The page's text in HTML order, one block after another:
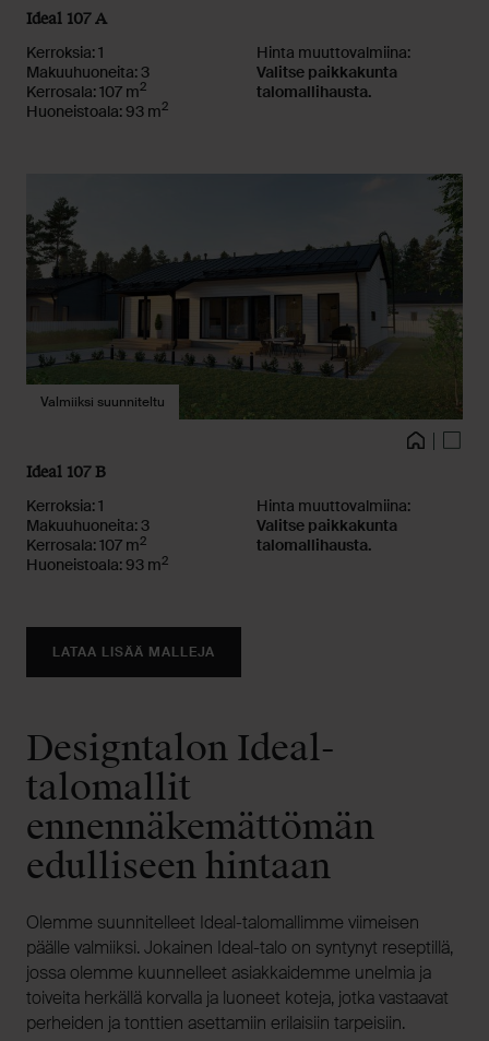
Ideal 107 A
Kerroksia: 1
Makuuhuoneita: 3
Kerrosala: 107 m2
Huoneistoala: 93 m2
Hinta muuttovalmiina:
Valitse paikkakunta
talomallihausta.
Valmiiksi suunniteltu
Kuvat
Talo
Ideal 107 B
Kerroksia: 1
Makuuhuoneita: 3
Kerrosala: 107 m2
Huoneistoala: 93 m2
Hinta muuttovalmiina:
Valitse paikkakunta
talomallihausta.
LATAA LISÄÄ MALLEJA
Designtalon Ideal-
talomallit
ennennäkemättömän
edulliseen hintaan
Olemme suunnitelleet Ideal-talomallimme viimeisen
päälle valmiiksi. Jokainen Ideal-talo on syntynyt reseptillä,
jossa olemme kuunnelleet asiakkaidemme unelmia ja
toiveita herkällä korvalla ja luoneet koteja, jotka vastaavat
perheiden ja tonttien asettamiin erilaisiin tarpeisiin.